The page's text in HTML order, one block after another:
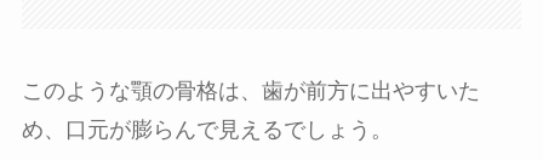
このような顎の骨格は、歯が前方に出やすいた
め、口元が膨らんで見えるでしょう。